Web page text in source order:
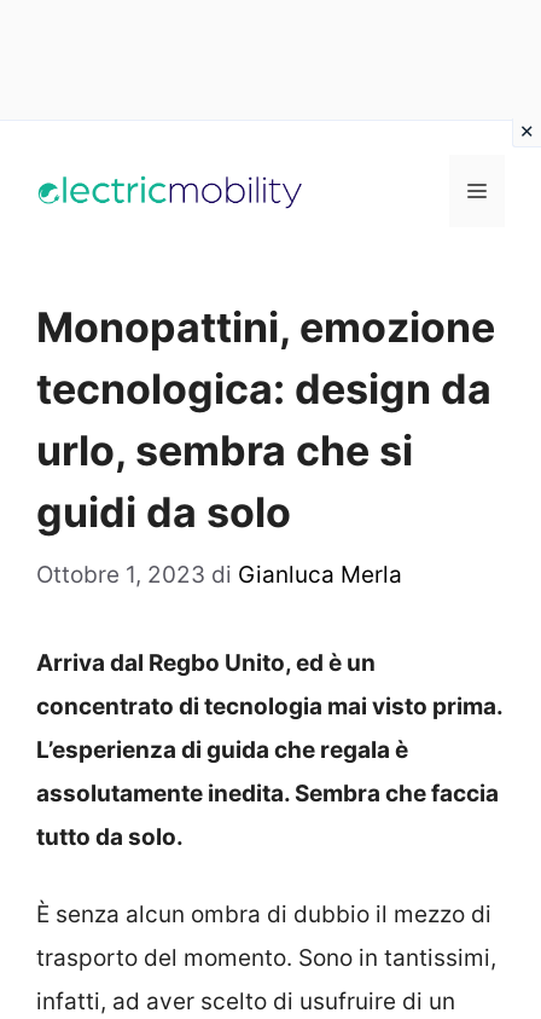
Menu
Monopattini, emozione
tecnologica: design da
urlo, sembra che si
guidi da solo
Ottobre 1, 2023 di Gianluca Merla
Arriva dal Regbo Unito, ed è un
concentrato di tecnologia mai visto prima.
L’esperienza di guida che regala è
assolutamente inedita. Sembra che faccia
tutto da solo.
È senza alcun ombra di dubbio il mezzo di
trasporto del momento. Sono in tantissimi,
infatti, ad aver scelto di usufruire di un